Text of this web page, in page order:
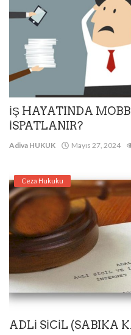
İŞ HAYATINDA
İSPATLANIR?
Adiva HUKUK Mayıs 27, 2024
Ceza Hukuku
ADLİ SİCİL (SABIKA